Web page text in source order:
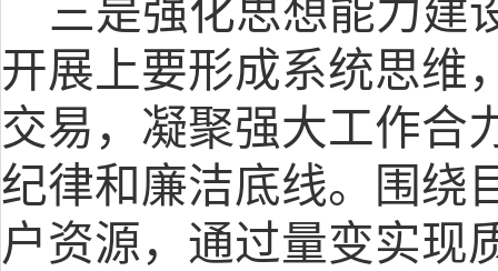
三是强化思想能力建
开展上要形成系统思维
交易，凝聚强大工作合
纪律和廉洁底线。围绕
户资源，通过量变实现